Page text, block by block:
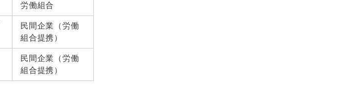
労働組合
民間企業（労働
組合提携）
民間企業（労働
組合提携）